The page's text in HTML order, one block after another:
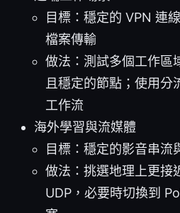
目標：穩定的 VPN 連
檔案傳輸
做法：測試多個工作區
且穩定的節點；使用分
工作流
海外學習與流媒體
目標：穩定的影音串流
做法：挑選地理上更接
UDP，必要時切換到